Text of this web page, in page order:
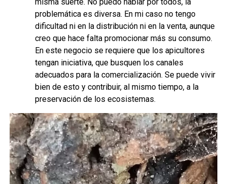
problemática es diversa. En mi caso no tengo
dificultad ni en la distribución ni en la venta, aunque
creo que hace falta promocionar más su consumo.
En este negocio se requiere que los apicultores
tengan iniciativa, que busquen los canales
adecuados para la comercialización. Se puede vivir
bien de esto y contribuir, al mismo tiempo, a la
preservación de los ecosistemas.